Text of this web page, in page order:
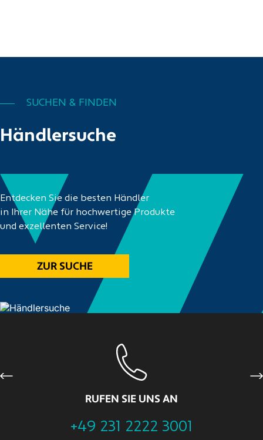
Händlersuche
SUCHEN & FINDEN
Entdecken Sie die besten Händler
in Ihrer Nähe für hochwertige Produkte
und exzellenten Service!
ZUR SUCHE
RUFEN SIE UNS AN
+49 231 2222 3001
Previous